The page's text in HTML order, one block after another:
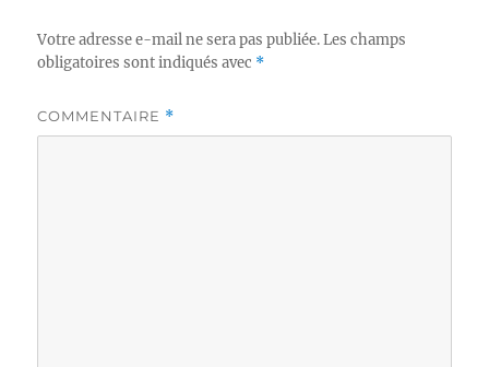
Votre adresse e-mail ne sera pas publiée. Les champs
obligatoires sont indiqués avec *
COMMENTAIRE *